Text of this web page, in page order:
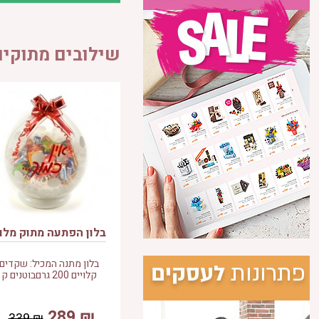
שילובים
בלון הפתעה מתוק
בלון מתנה המכיל:
קלויים 200 גרםבוטנים ק